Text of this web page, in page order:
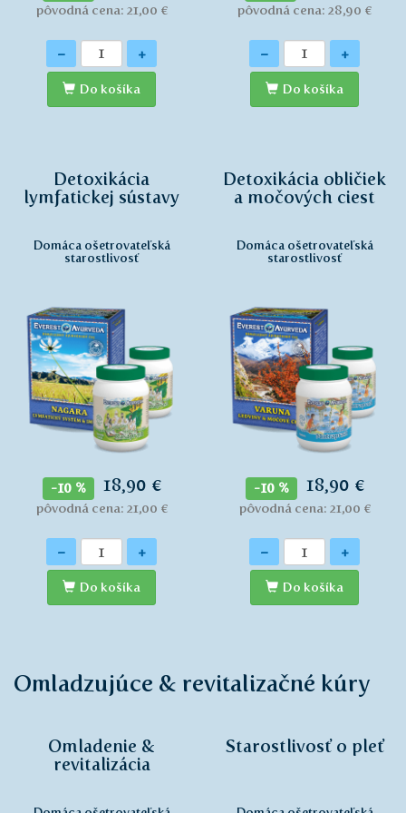
pôvodná cena: 21,00 €
Množstvo
- +
Do košíka
pôvodná cena: 28,90 €
Množstvo
- +
Do košíka
Detoxikácia
lymfatickej sústavy
Domáca ošetrovateľská
starostlivosť
-10 % 18,90 €
pôvodná cena: 21,00 €
Množstvo
- +
Do košíka
Detoxikácia obličiek
a močových ciest
Domáca ošetrovateľská
starostlivosť
-10 % 18,90 €
pôvodná cena: 21,00 €
Množstvo
- +
Do košíka
Omladzujúce & revitalizačné kúry
Omladenie &
revitalizácia
Starostlivosť o pleť